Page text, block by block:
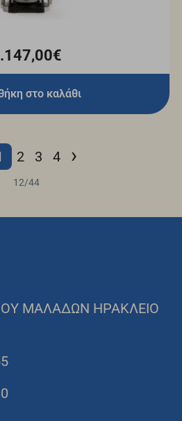
στο καλάθι
2 3 4 ›
12/44
ΜΑΛΑΔΩΝ ΗΡΑΚΛΕΙΟ